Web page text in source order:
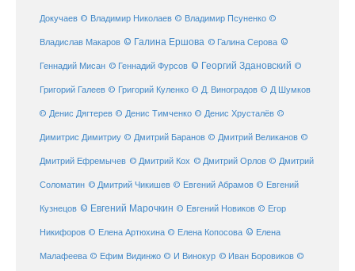
Докучаев © Владимир Николаев © Владимир Псуненко ©
Владислав Макаров © Галина Ершова © Галина Серова ©
Геннадий Мисан © Геннадий Фурсов © Георгий Здановский ©
Григорий Галеев © Григорий Куленко © Д. Виноградов © Д Шумков
© Денис Дягтерев © Денис Тимченко © Денис Хрусталёв ©
Димитрис Димитриу © Дмитрий Баранов © Дмитрий Великанов ©
Дмитрий Ефремычев © Дмитрий Кох © Дмитрий Орлов © Дмитрий
Соломатин © Дмитрий Чикишев © Евгений Абрамов © Евгений
Кузнецов © Евгений Марочкин © Евгений Новиков © Егор
Никифоров © Елена Артюхина © Елена Копосова © Елена
Малафеева © Ефим Видинжо © И Винокур © Иван Боровиков ©